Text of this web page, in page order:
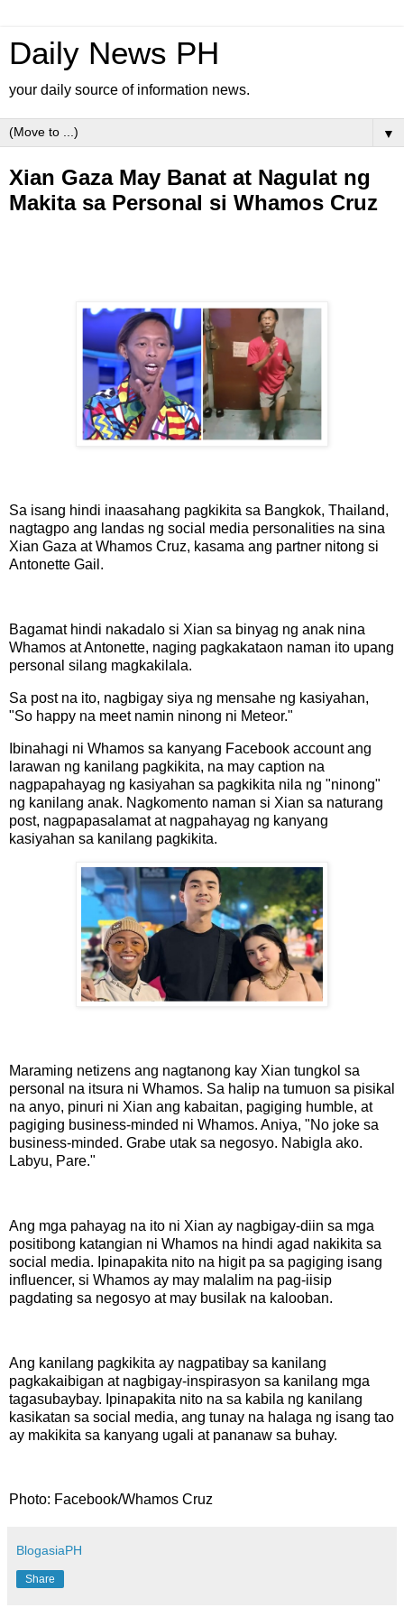
Daily News PH
your daily source of information news.
▼
Xian Gaza May Banat at Nagulat ng
Makita sa Personal si Whamos Cruz
Sa isang hindi inaasahang pagkikita sa Bangkok, Thailand,
nagtagpo ang landas ng social media personalities na sina
Xian Gaza at Whamos Cruz, kasama ang partner nitong si
Antonette Gail.
Bagamat hindi nakadalo si Xian sa binyag ng anak nina
Whamos at Antonette, naging pagkakataon naman ito upang
personal silang magkakilala.
Sa post na ito, nagbigay siya ng mensahe ng kasiyahan,
"So happy na meet namin ninong ni Meteor."
Ibinahagi ni Whamos sa kanyang Facebook account ang
larawan ng kanilang pagkikita, na may caption na
nagpapahayag ng kasiyahan sa pagkikita nila ng "ninong"
ng kanilang anak. Nagkomento naman si Xian sa naturang
post, nagpapasalamat at nagpahayag ng kanyang
kasiyahan sa kanilang pagkikita.
Maraming netizens ang nagtanong kay Xian tungkol sa
personal na itsura ni Whamos. Sa halip na tumuon sa pisikal
na anyo, pinuri ni Xian ang kabaitan, pagiging humble, at
pagiging business-minded ni Whamos. Aniya, "No joke sa
business-minded. Grabe utak sa negosyo. Nabigla ako.
Labyu, Pare."
Ang mga pahayag na ito ni Xian ay nagbigay-diin sa mga
positibong katangian ni Whamos na hindi agad nakikita sa
social media. Ipinapakita nito na higit pa sa pagiging isang
influencer, si Whamos ay may malalim na pag-iisip
pagdating sa negosyo at may busilak na kalooban.
Ang kanilang pagkikita ay nagpatibay sa kanilang
pagkakaibigan at nagbigay-inspirasyon sa kanilang mga
tagasubaybay. Ipinapakita nito na sa kabila ng kanilang
kasikatan sa social media, ang tunay na halaga ng isang tao
ay makikita sa kanyang ugali at pananaw sa buhay.
Photo: Facebook/Whamos Cruz
BlogasiaPH
Share